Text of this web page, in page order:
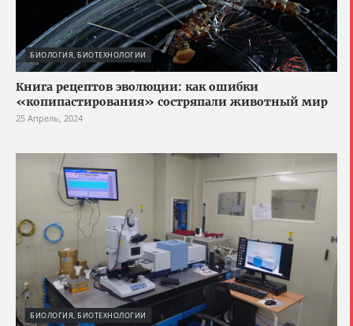
БИОЛОГИЯ, БИОТЕХНОЛОГИИ
Книга рецептов эволюции: как ошибки
«копипастирования» состряпали животный мир
25 Апрель, 2024
БИОЛОГИЯ, БИОТЕХНОЛОГИИ